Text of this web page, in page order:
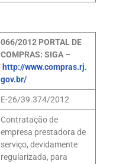
066/2012 PORTAL DE
COMPRAS: SIGA –
http://www.compras.rj.
gov.br/
E-26/39.374/2012
Contratação de
empresa prestadora de
serviço, devidamente
regularizada, para